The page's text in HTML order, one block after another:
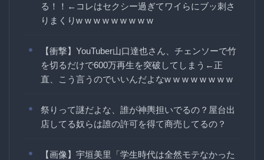
る！！←コレはセクシー過ぎてワイらにブッ刺さ
りまくりw w w w w w w w w
【衝撃】YouTuber山口達也さん、チェンソーで竹
を切るだけで600万再生を突破してしまう←正
直、こう言うのでいいんだよなw w w w w w w w
祭りって謎だよな、誰が神輿担いでるの？屋台出
店してる奴らは誰の許可を得て商売してるの？
【画像】宇垣美里「学生時代は全然モテなかった